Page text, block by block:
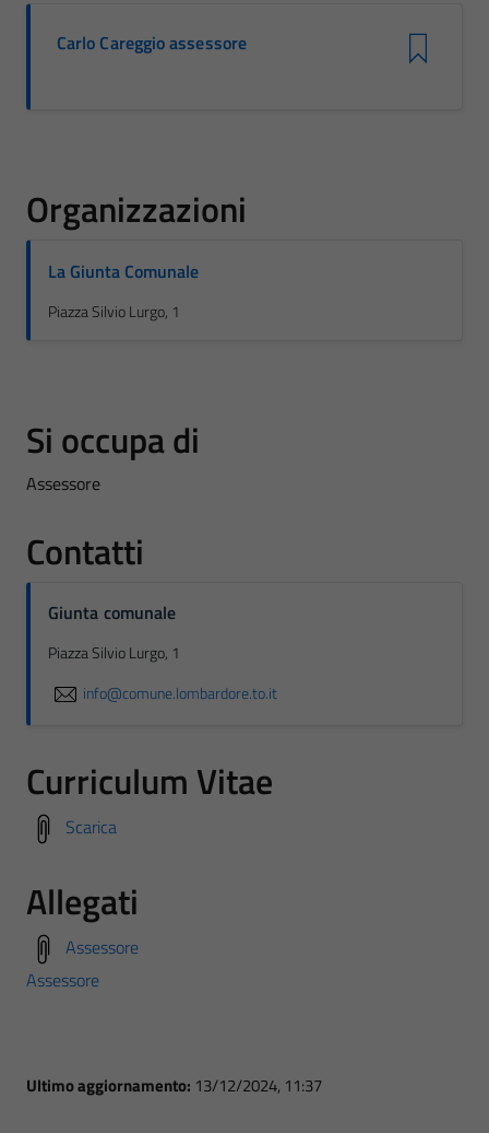
Carlo Careggio assessore
Organizzazioni
La Giunta Comunale
Piazza Silvio Lurgo, 1
Si occupa di
Assessore
Contatti
Giunta comunale
Piazza Silvio Lurgo, 1
info@comune.lombardore.to.it
Curriculum Vitae
Scarica
Allegati
Assessore
Assessore
Ultimo aggiornamento: 13/12/2024, 11:37